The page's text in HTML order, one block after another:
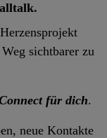
sichtbarer zu
für dich.
neue Kontakte